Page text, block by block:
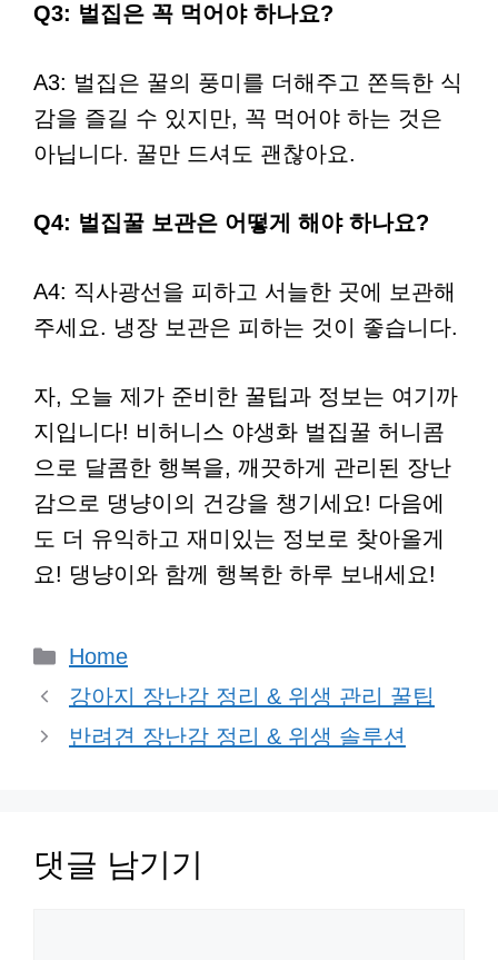
Q3: 벌집은 꼭 먹어야 하나요?
A3: 벌집은 꿀의 풍미를 더해주고 쫀득한 식
감을 즐길 수 있지만, 꼭 먹어야 하는 것은
아닙니다. 꿀만 드셔도 괜찮아요.
Q4: 벌집꿀 보관은 어떻게 해야 하나요?
A4: 직사광선을 피하고 서늘한 곳에 보관해
주세요. 냉장 보관은 피하는 것이 좋습니다.
자, 오늘 제가 준비한 꿀팁과 정보는 여기까
지입니다! 비허니스 야생화 벌집꿀 허니콤
으로 달콤한 행복을, 깨끗하게 관리된 장난
감으로 댕냥이의 건강을 챙기세요! 다음에
도 더 유익하고 재미있는 정보로 찾아올게
요! 댕냥이와 함께 행복한 하루 보내세요!
카
테
리
Home
강아지 장난감 정리 & 위생 관리 꿀팁
반려견 장난감 정리 & 위생 솔루션
댓글 남기기